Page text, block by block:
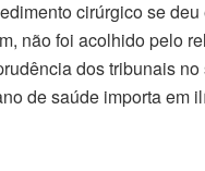
cirúrgico se
não foi acolhido pelo
dos tribunais
de saúde importa em